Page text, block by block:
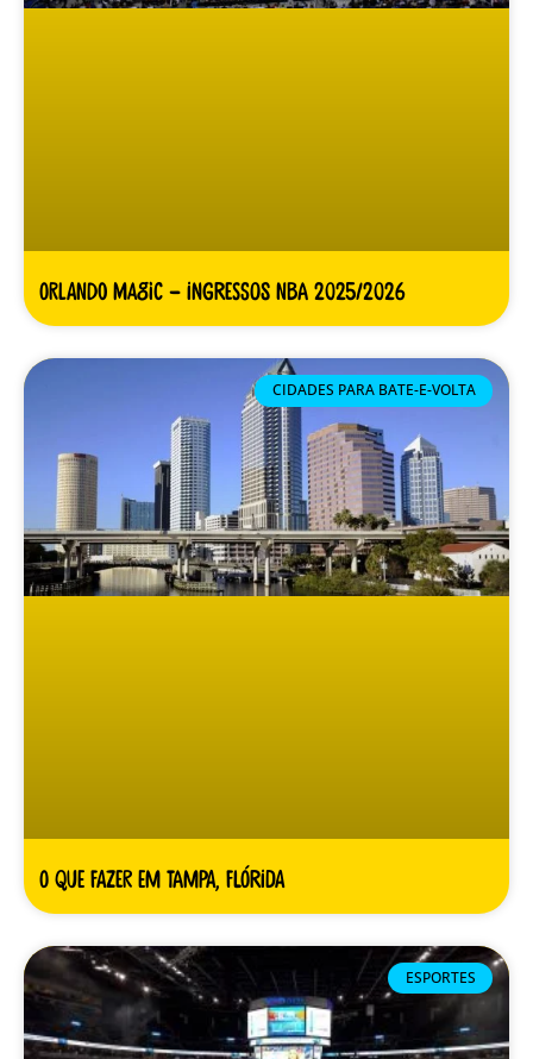
Orlando Magic – Ingressos NBA 2025/2026
CIDADES PARA BATE-E-VOLTA
O que fazer em Tampa, Flórida
ESPORTES